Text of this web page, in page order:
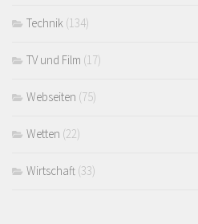
Technik (134)
TV und Film (17)
Webseiten (75)
Wetten (22)
Wirtschaft (33)